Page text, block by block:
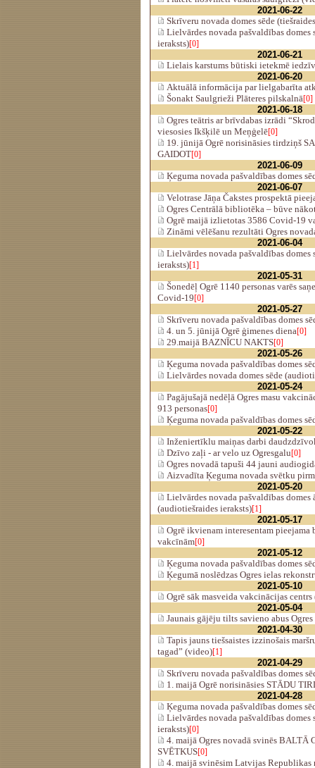
2021-06-22
Skrīveru novada domes sēde
Lielvārdes novada pašvaldības domes
ieraksts)[0]
2021-06-21
Lielais karstums būtiski ietekmē
2021-06-20
Aktuālā informācija par lielgabarīta
Šonakt Saulgrieži Plāteres pilskalnā[0]
2021-06-18
Ogres teātris ar brīvdabas izrādi
viesosies Ikšķilē un Meņģelē[0]
19. jūnijā Ogrē norisināsies tirdziņš
GAIDOT[0]
2021-06-09
Ķeguma novada pašvaldības domes
2021-06-07
Velotrase Jāņa Čakstes prospektā
Ogres Centrālā bibliotēka – būve
Ogrē maijā izlietotas 3586 Covid-19
Zināmi vēlēšanu rezultāti Ogres
2021-06-04
Lielvārdes novada pašvaldības domes
ieraksts)[1]
2021-05-31
Šonedēļ Ogrē 1140 personas varēs
Covid-19[0]
2021-05-27
Skrīveru novada pašvaldības domes
4. un 5. jūnijā Ogrē ģimenes diena[0]
29.maijā BAZNĪCU NAKTS[0]
2021-05-26
Ķeguma novada pašvaldības domes
Lielvārdes novada domes sēde
2021-05-24
Pagājušajā nedēļā Ogres masu
913 personas[0]
Ķeguma novada pašvaldības domes
2021-05-22
Inženiertīklu maiņas darbi
Dzīvo zaļi - ar velo uz Ogresgalu[0]
Ogres novadā tapuši 44 jauni
Aizvadīta Ķeguma novada svētku
2021-05-20
Lielvārdes novada pašvaldības domes
(audiotiešraides ieraksts)[1]
2021-05-17
Ogrē ikvienam interesentam pieejama
vakcīnām[0]
2021-05-12
Ķeguma novada pašvaldības domes
Ķegumā noslēdzas Ogres ielas
2021-05-10
Ogrē sāk masveida vakcinācijas
2021-05-04
Jaunais gājēju tilts savieno abus
2021-04-30
Tapis jauns tiešsaistes izzinošais
tagad” (video)[1]
2021-04-29
Skrīveru novada pašvaldības domes
1. maijā Ogrē norisināsies STĀDU
2021-04-28
Ķeguma novada pašvaldības domes
Lielvārdes novada pašvaldības domes
ieraksts)[0]
4. maijā Ogres novadā svinēs BALTĀ
SVĒTKUS[0]
4. maijā svinēsim Latvijas Republikas